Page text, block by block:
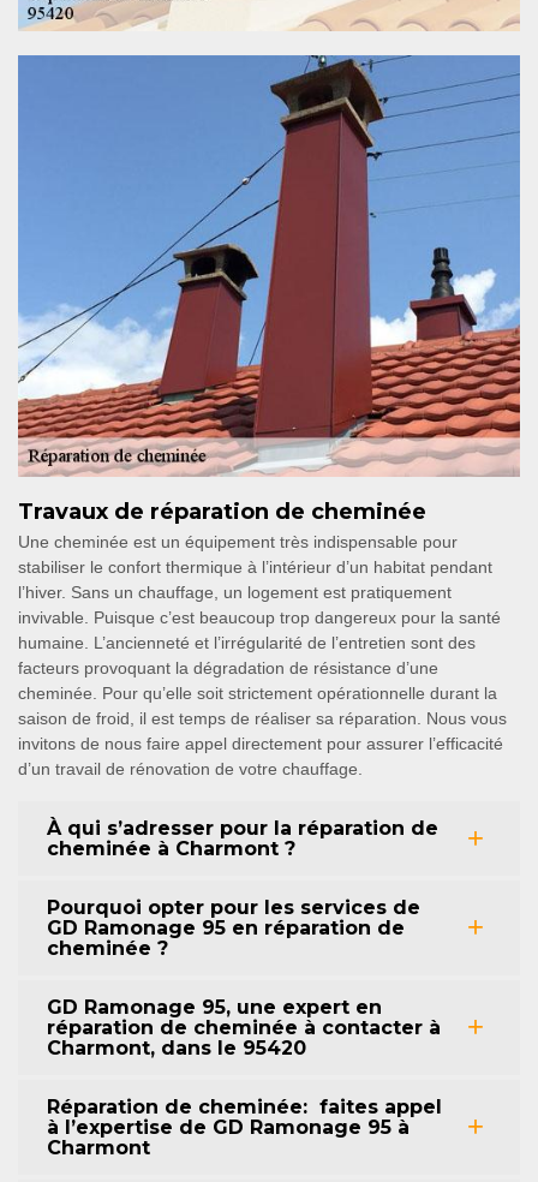
Travaux de réparation de cheminée
Une cheminée est un équipement très indispensable pour
stabiliser le confort thermique à l’intérieur d’un habitat pendant
l’hiver. Sans un chauffage, un logement est pratiquement
invivable. Puisque c’est beaucoup trop dangereux pour la santé
humaine. L’ancienneté et l’irrégularité de l’entretien sont des
facteurs provoquant la dégradation de résistance d’une
cheminée. Pour qu’elle soit strictement opérationnelle durant la
saison de froid, il est temps de réaliser sa réparation. Nous vous
invitons de nous faire appel directement pour assurer l’efficacité
d’un travail de rénovation de votre chauffage.
À qui s’adresser pour la réparation de
cheminée à Charmont ?
Pourquoi opter pour les services de
GD Ramonage 95 en réparation de
cheminée ?
GD Ramonage 95, une expert en
réparation de cheminée à contacter à
Charmont, dans le 95420
Réparation de cheminée: faites appel
à l’expertise de GD Ramonage 95 à
Charmont